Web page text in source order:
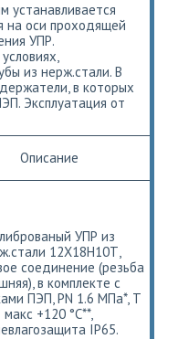
устанавливается
на оси проходящей
УПР.
из нерж.стали. В
в которых
Эксплуатация от
Описание
УПР из
12Х18Н10Т,
соединение (резьба
в комплекте с
ПЭП, РN 1.6 МПа*, Т
макс +120 °С**,
IP65.